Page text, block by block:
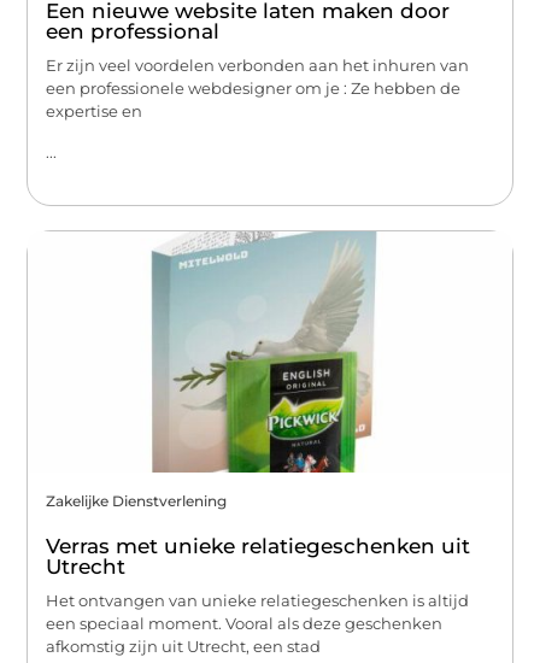
Een nieuwe website laten maken door
een professional
Er zijn veel voordelen verbonden aan het inhuren van
een professionele webdesigner om je : Ze hebben de
expertise en
...
Zakelijke Dienstverlening
Verras met unieke relatiegeschenken uit
Utrecht
Het ontvangen van unieke relatiegeschenken is altijd
een speciaal moment. Vooral als deze geschenken
afkomstig zijn uit Utrecht, een stad